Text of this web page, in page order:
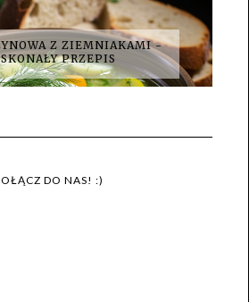
Z ZIEMNIAKAMI -
PRZEPIS
DO NAS! :)